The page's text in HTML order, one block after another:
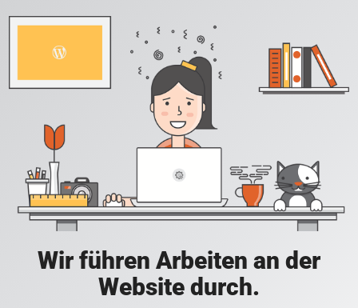
Wir führen Arbeiten an der
Website durch.